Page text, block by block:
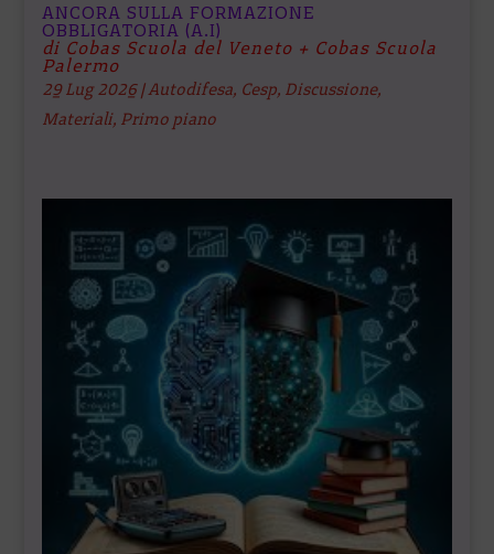
ANCORA SULLA FORMAZIONE
OBBLIGATORIA (A.I)
di Cobas Scuola del Veneto + Cobas Scuola
Palermo
29 Lug 2026|Autodifesa, Cesp, Discussione,
Materiali, Primo piano